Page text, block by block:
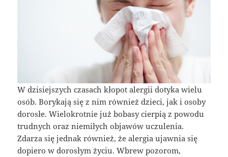
W dzisiejszych czasach kłopot alergii dotyka wielu
osób. Borykają się z nim również dzieci, jak i osoby
dorosłe. Wielokrotnie już bobasy cierpią z powodu
trudnych oraz niemiłych objawów uczulenia.
Zdarza się jednak również, że alergia ujawnia się
dopiero w dorosłym życiu. Wbrew pozorom,